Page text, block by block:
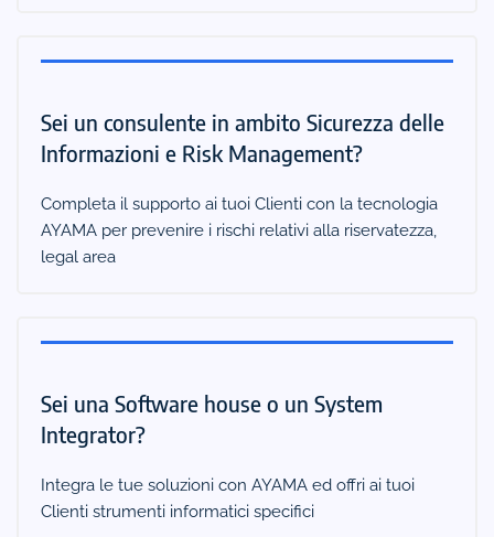
Sei un consulente in ambito Sicurezza delle
Informazioni e Risk Management?
Completa il supporto ai tuoi Clienti con la tecnologia
AYAMA per prevenire i rischi relativi alla riservatezza,
legal area
Sei una Software house o un System
Integrator?
Integra le tue soluzioni con AYAMA ed offri ai tuoi
Clienti strumenti informatici specifici